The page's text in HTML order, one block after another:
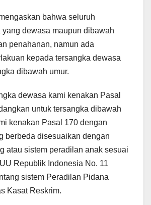
bahwa seluruh
yang dewasa maupun dibawah
penahanan, namun ada
kepada tersangka dewasa
dibawah umur.
dewasa kami kenakan Pasal
untuk tersangka dibawah
kenakan Pasal 170 dengan
berbeda disesuaikan dengan
atau sistem peradilan anak sesuai
Republik Indonesia No. 11
sistem Peradilan Pidana
Kasat Reskrim.